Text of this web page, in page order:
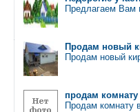
Предлагаем Вам
Продам новый
Продам новый
продам комнату
Продам комнату